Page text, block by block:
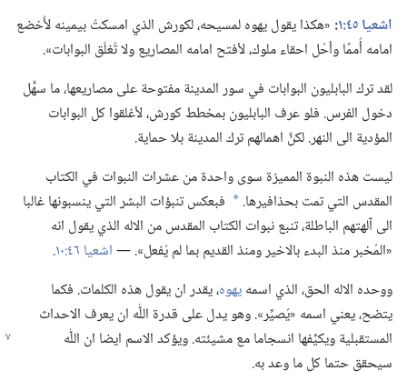
اشعيا ٤٥:‏١
‏:‏ «هكذا يقول يهوه لمسيحه،‏ لكورش الذي امسكتُ بيمينه لأُخضع
امامه أُممًا وأحُل احقاء ملوك،‏ لأفتح امامه المصاريع ولا تُغلَق البوابات».‏
لقد ترك البابليون البوابات في سور المدينة مفتوحة على مصاريعها،‏ ما سهَّل
دخول الفرس.‏ فلو عرف البابليون بمخطط كورش،‏ لأغلقوا كل البوابات
المؤدية الى النهر.‏ لكنَّ اهمالهم ترك المدينة بلا حماية.‏
ليست هذه النبوة المميزة سوى واحدة من عشرات النبوات في الكتاب
المقدس التي تمت بحذافيرها.‏ a فبعكس تنبؤات البشر التي ينسبونها غالبا
الى آلهتهم الباطلة،‏ تنبع نبوات الكتاب المقدس من الاله الذي يقول انه
«المُخبر منذ البدء بالاخير ومنذ القديم بما لم يُفعل».‏ —‏اشعيا ٤٦:‏١٠
‏.‏
ووحده الاله الحق،‏ الذي اسمهيهوه‏،‏ يقدر ان يقول هذه الكلمات.‏ فكما
يتضح،‏ يعني اسمه «يُصيِّر».‏ وهو يدل على قدرة اللّٰه ان يعرف الاحداث
المستقبلية ويكيِّفها انسجاما معمشيئته.‏ ويؤكد الاسم ايضا ان اللّٰه
سيحقق حتما كل ما وعد به.‏